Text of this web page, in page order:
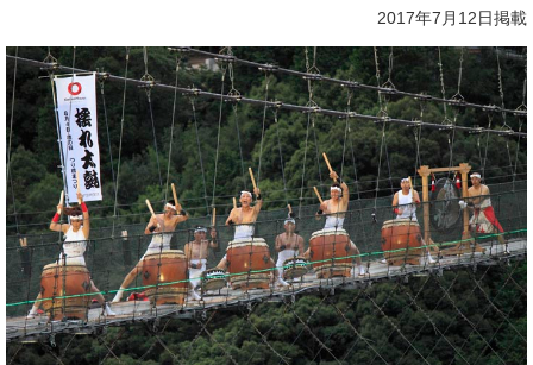
2017年7月12日掲載